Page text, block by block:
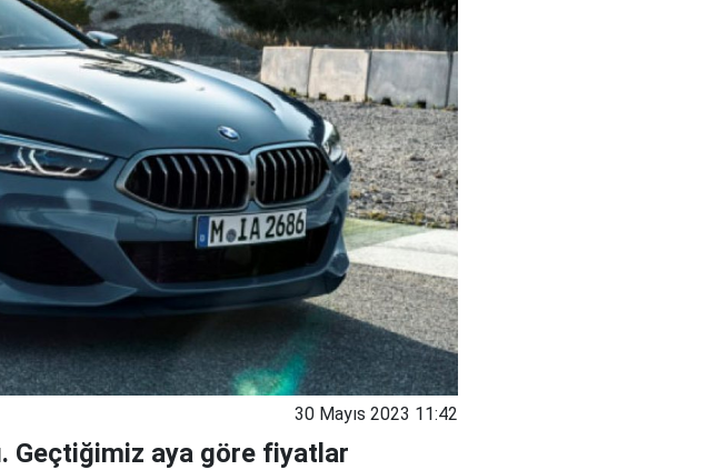
30 Mayıs 2023 11:42
Geçtiğimiz aya göre fiyatlar